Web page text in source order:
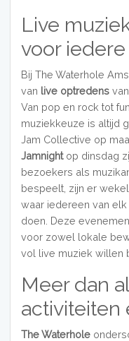
Live
voor
Bij The Waterhole
van live optredens van
Van pop en rock tot
muziekkeuze is altijd
Jam Collective op
Jamnight op dinsdag
bezoekers als
bespeelt, zijn er
waar iedereen van
doen. Deze
voor zowel lokale
vol live muziek willen
Meer dan
activiteiten
The Waterhole